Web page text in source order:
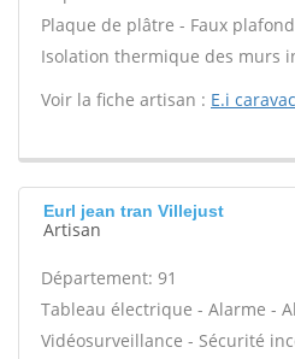
Plaque de plâtre - Faux
Isolation thermique des murs
Voir la fiche artisan : E.i
Eurl jean tran Villejust
Artisan
Département: 91
Tableau électrique - Alarme -
Vidéosurveillance - Sécurité